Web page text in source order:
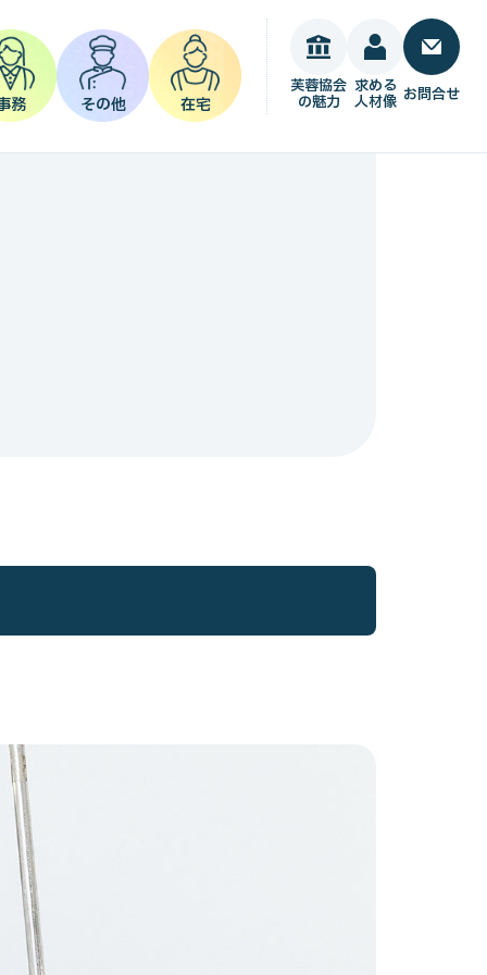
務 その他 在宅
芙蓉協会
の魅力
求める
人材像 お問合せ